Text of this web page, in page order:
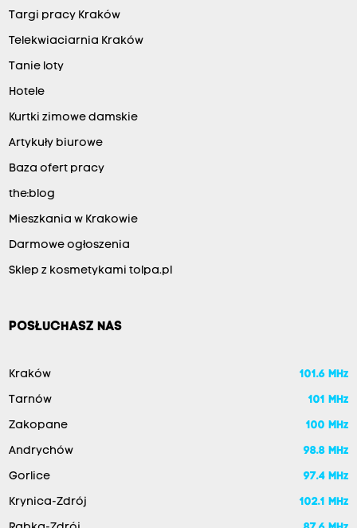
Targi pracy Kraków
Telekwiaciarnia Kraków
Tanie loty
Hotele
Kurtki zimowe damskie
Artykuły biurowe
Baza ofert pracy
the:blog
Mieszkania w Krakowie
Darmowe ogłoszenia
Sklep z kosmetykami tolpa.pl
POSŁUCHASZ NAS
Kraków 101.6 MHz
Tarnów 101 MHz
Zakopane 100 MHz
Andrychów 98.8 MHz
Gorlice 97.4 MHz
Krynica-Zdrój 102.1 MHz